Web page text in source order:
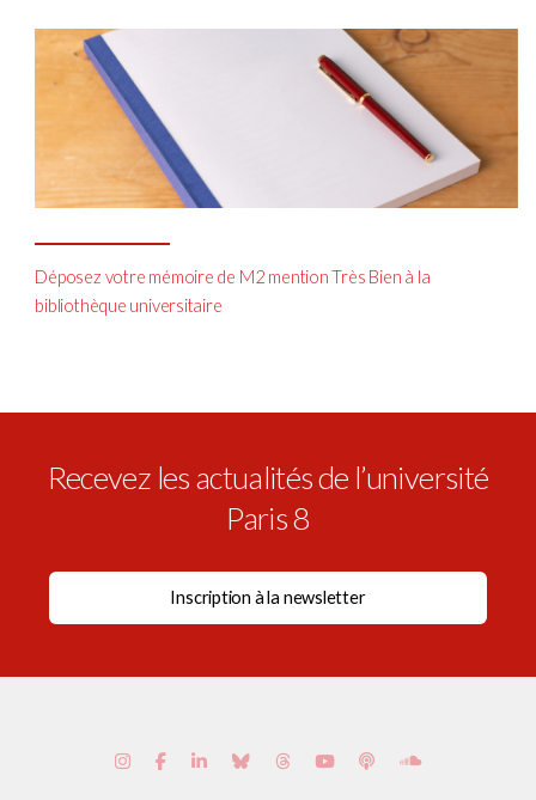
Déposez votre mémoire de M2 mention Très Bien à la
bibliothèque universitaire
Recevez les actualités de l’université
Paris 8